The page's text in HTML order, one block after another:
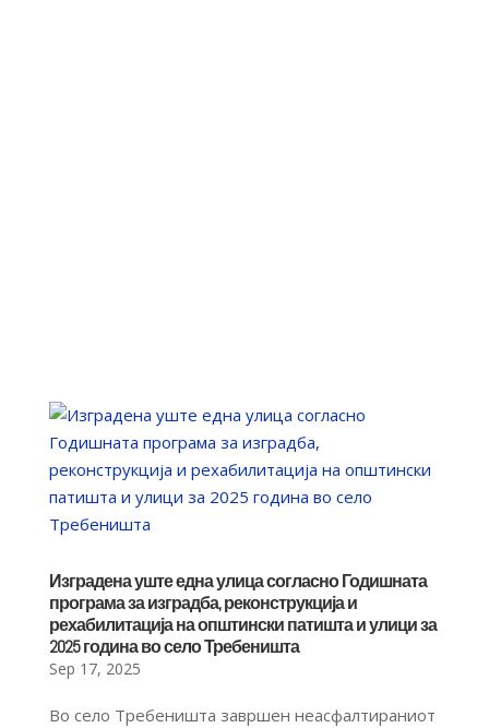
Изградена уште една улица согласно Годишната
програма за изградба, реконструкција и
рехабилитација на општински патишта и улици за
2025 година во село Требеништа
Sep 17, 2025
Во село Требеништа завршен неасфалтираниот